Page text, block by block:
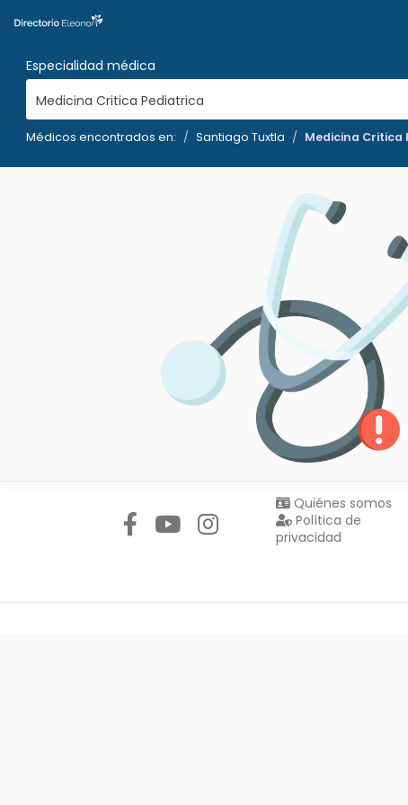
Especialidad médica
Medicina Critica Pediatrica
Médicos encontrados en: Santiago Tuxtla Medicina Critica
Quiénes somos
Política de
privacidad